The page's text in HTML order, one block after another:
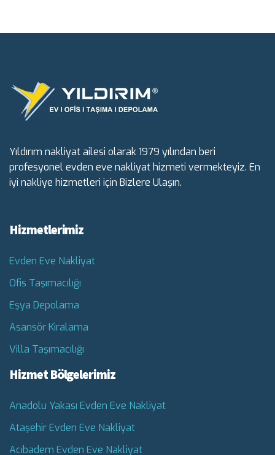
Yıldırım nakliyat ailesi olarak 1979 yılından beri
profesyonel evden eve nakliyat hizmeti vermekteyiz. En
iyi nakliye hizmetleri için Bizlere Ulaşın.
Hizmetlerimiz
Evden Eve Nakliyat
Ofis Taşımacılığı
Eşya Depolama
Asansör Kiralama
Villa Taşımacılığı
Hizmet Bölgelerimiz
Anadolu Yakası Evden Eve Nakliyat
Ataşehir Evden Eve Nakliyat
Acıbadem Evden Eve Nakliyat